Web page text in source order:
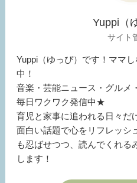
Yuppi（
サイト
Yuppi（ゆっぴ）です！ママ
中！
音楽・芸能ニュース・グル
毎日ワクワク発信中★
育児と家事に追われる日々だ
面白い話題で心をリフレッシ
も忍ばせつつ、読んでくれる
します！